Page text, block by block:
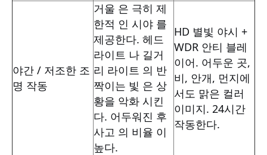
야간 / 저조한 조
명 작동
거울 은 극히 제
한적 인 시야 를
제공한다. 헤드
라이트 나 길거
리 라이트 의 반
짝이는 빛 은 상
황을 악화 시킨
다. 어두워진 후
사고 의 비율 이
높다.
HD 별빛 야시 +
WDR 안티 블레
이어. 어두운 곳,
비, 안개, 먼지에
서도 맑은 컬러
이미지. 24시간
작동한다.